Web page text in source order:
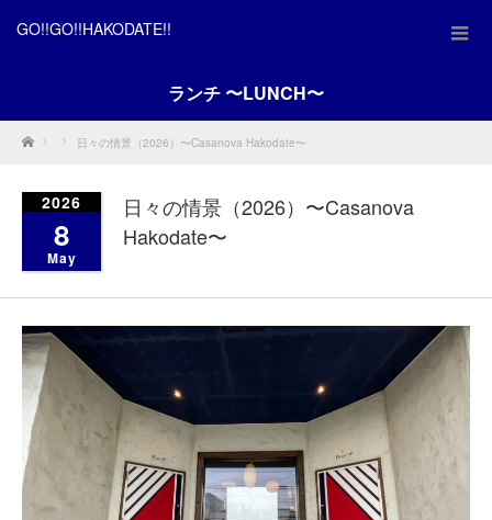
GO!!GO!!HAKODATE!!
ランチ 〜LUNCH〜
Home 日々の情景（2026）〜Casanova Hakodate〜
2026
8
May
日々の情景（2026）〜Casanova
Hakodate〜